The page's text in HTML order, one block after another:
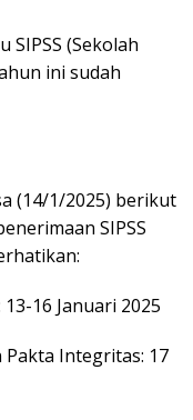
(Sekolah
ini sudah
(14/1/2025) berikut
SIPSS
16 Januari 2025
Integritas: 17